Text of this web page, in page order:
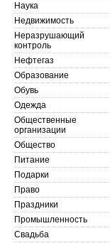
Наука
Недвижимость
Неразрушающий
контроль
Нефтегаз
Образование
Обувь
Одежда
Общественные
организации
Общество
Питание
Подарки
Право
Праздники
Промышленность
Свадьба